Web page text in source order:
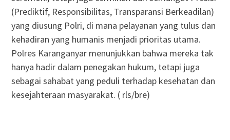
(Prediktif, Responsibilitas, Transparansi Berkeadilan)
yang diusung Polri, di mana pelayanan yang tulus dan
kehadiran yang humanis menjadi prioritas utama.
Polres Karanganyar menunjukkan bahwa mereka tak
hanya hadir dalam penegakan hukum, tetapi juga
sebagai sahabat yang peduli terhadap kesehatan dan
kesejahteraan masyarakat. ( rls/bre)